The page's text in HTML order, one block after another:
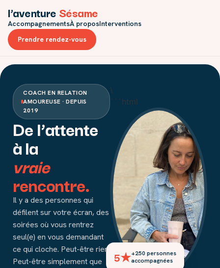
l’aventureSésame
AccompagnementsÀ proposInterventions
Prendre rendez-vous
COACH EN RELATION
AMOUREUSE · DEPUIS
2019
De l’attente
à la
vraie
rencontre.
Il y a des personnes qui
défilent sur votre écran, des
soirées où vous rentrez
seul(e) en vous demandant
ce qui cloche. Peut-être rien.
Peut-être simplement que
\
```html
5★+250 personnes
accompagnées